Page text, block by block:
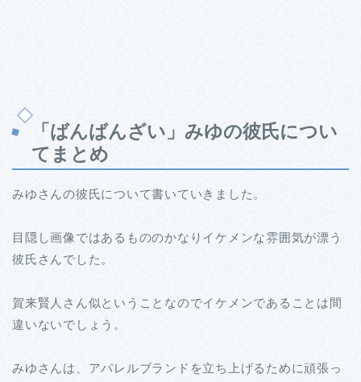
「ばんばんざい」みゆの彼氏につい
てまとめ
みゆさんの彼氏について書いていきました。
目隠し画像ではあるもののかなりイケメンな雰囲気が漂う
彼氏さんでした。
賀来賢人さん似ということなのでイケメンであることは間
違いないでしょう。
みゆさんは、アパレルブランドを立ち上げるために頑張っ